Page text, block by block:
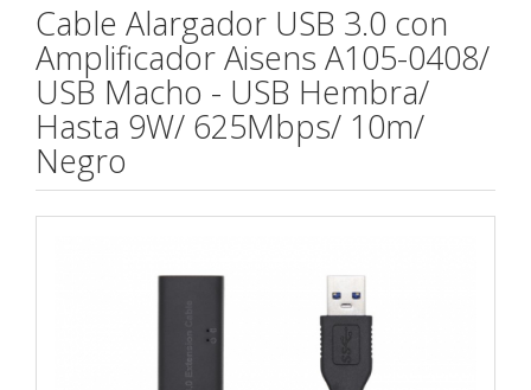
Cable Alargador USB 3.0 con
Amplificador Aisens A105-0408/
USB Macho - USB Hembra/
Hasta 9W/ 625Mbps/ 10m/
Negro